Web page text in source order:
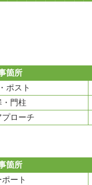
箇所
ポスト
・門柱
ローチ
箇所
ポート